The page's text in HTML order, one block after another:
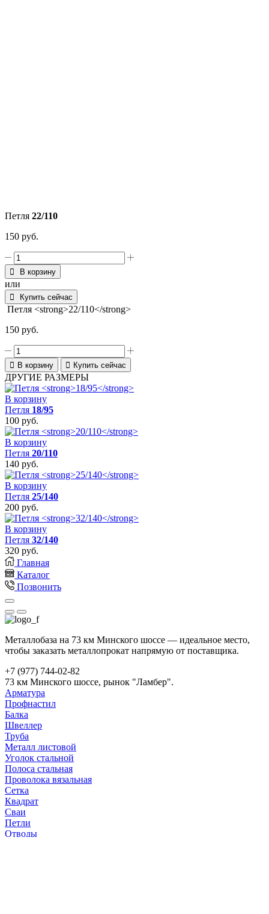
Петля 22/110
150 руб.
Количество
товара
Петля
22/110
В корзину
или
Купить сейчас
Петля <strong>22/110</strong>
150 руб.
Количество
товара
Петля
22/110
В корзину Купить сейчас
ДРУГИЕ РАЗМЕРЫ
В корзину
Петля 18/95
100 руб.
В корзину
Петля 20/110
140 руб.
В корзину
Петля 25/140
200 руб.
В корзину
Петля 32/140
320 руб.
Главная
Каталог
Позвонить
Металлобаза на 73 км Минского шоссе — идеальное место,
чтобы заказать металлопрокат напрямую от поставщика.
+7 (977) 744-02-82
73 км Минского шоссе, рынок "Ламбер".
Арматура
Профнастил
Балка
Швеллер
Труба
Металл листовой
Уголок стальной
Полоса стальная
Проволока вязальная
Сетка
Квадрат
Сваи
Петли
Отводы